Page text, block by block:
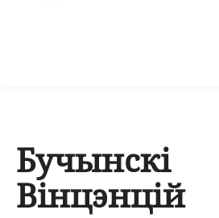
Бучынскі
Вінцэнцій